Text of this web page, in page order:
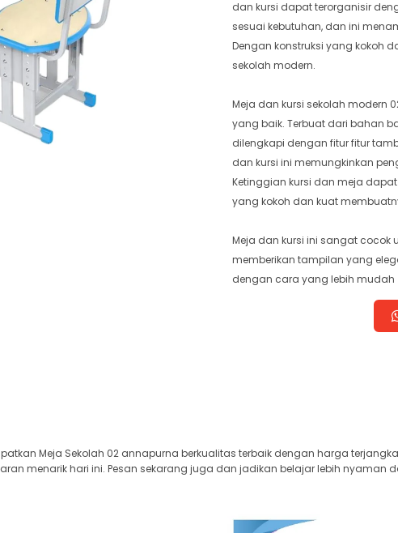
dan kursi dapat terorganisir
sesuai kebutuhan, dan ini
Dengan konstruksi yang kokoh
sekolah modern.
Meja dan kursi sekolah modern
yang baik. Terbuat dari bahan
dilengkapi dengan fitur fitur
dan kursi ini memungkinkan
Ketinggian kursi dan meja
yang kokoh dan kuat
Meja dan kursi ini sangat
memberikan tampilan yang
dengan cara yang lebih mudah
Meja Sekolah 02 annapurna berkualitas terbaik dengan harga
menarik hari ini. Pesan sekarang juga dan jadikan belajar lebih nyaman